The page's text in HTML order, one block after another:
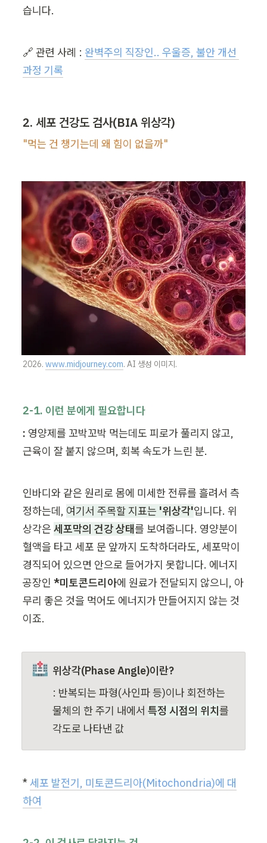
습니다.
🔗 관련 사례 : 완벽주의 직장인.. 우울증, 불안 개선
과정 기록
2. 세포 건강도 검사(BIA 위상각)
"먹는 건 챙기는데 왜 힘이 없을까"
2026. www.midjourney.com. AI 생성 이미지.
2-1. 이런 분에게 필요합니다
: 영양제를 꼬박꼬박 먹는데도 피로가 풀리지 않고,
근육이 잘 붙지 않으며, 회복 속도가 느린 분.
인바디와 같은 원리로 몸에 미세한 전류를 흘려서 측
정하는데, 여기서 주목할 지표는 '위상각'입니다. 위
상각은 세포막의 건강 상태를 보여줍니다. 영양분이
혈액을 타고 세포 문 앞까지 도착하더라도, 세포막이
경직되어 있으면 안으로 들어가지 못합니다. 에너지
공장인 *미토콘드리아에 원료가 전달되지 않으니, 아
무리 좋은 것을 먹어도 에너지가 만들어지지 않는 것
이죠.
🏥 위상각(Phase Angle)이란?
: 반복되는 파형(사인파 등)이나 회전하는
물체의 한 주기 내에서 특정 시점의 위치를
각도로 나타낸 값
* 세포 발전기, 미토콘드리아(Mitochondria)에 대
하여